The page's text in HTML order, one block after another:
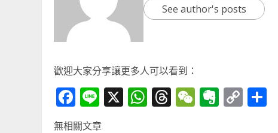
See author's posts
歡迎大家分享讓更多人可以看到：
Facebook
Line
X WhatsApp
Threads
WeChat
Copy
Link
無相關文章